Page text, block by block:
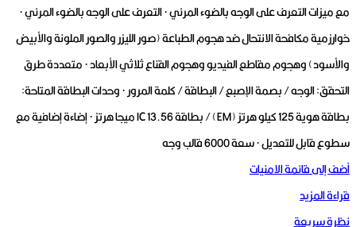
مع ميزات التعرف على الوجه بالضوء المرئي · التعرف على الوجه بالضوء المرئي ·
خوارزمية مكافحة الانتحال ضد هجوم الطباعة (صور الليزر والصور الملونة والأبيض
والأسود) وهجوم مقاطع الفيديو وهجوم القناع ثلاثي الأبعاد · متعددةطرق
التحقق: الوجه / بصمة الإصبع / البطاقة / كلمة المرور · وحدات البطاقة المتاحة:
بطاقة هوية 125 كيلو هرتز (EM) / بطاقة IC 13.56 ميجا هرتز · إضاءة إضافية مع
سطوع قابل للتعديل · سعة 6000 قالب وجه
أضف إلى قائمة الامنيات
قراءة المزيد
نظرة سريعة